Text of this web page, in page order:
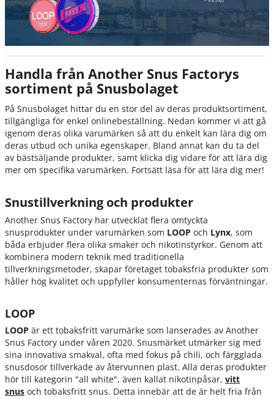
Handla från Another Snus Factorys
sortiment på Snusbolaget
På Snusbolaget hittar du en stor del av deras produktsortiment,
tillgängliga för enkel onlinebeställning. Nedan kommer vi att gå
igenom deras olika varumärken så att du enkelt kan lära dig om
deras utbud och unika egenskaper. Bland annat kan du ta del
av bästsäljande produkter, samt klicka dig vidare för att lära dig
mer om specifika varumärken. Fortsätt läsa för att lära dig mer!
Snustillverkning och produkter
Another Snus Factory har utvecklat flera omtyckta
snusprodukter under varumärken som LOOP och Lynx, som
båda erbjuder flera olika smaker och nikotinstyrkor. Genom att
kombinera modern teknik med traditionella
tillverkningsmetoder, skapar företaget tobaksfria produkter som
håller hög kvalitet och uppfyller konsumenternas förväntningar.
LOOP
LOOP är ett tobaksfritt varumärke som lanserades av Another
Snus Factory under våren 2020. Snusmärket utmärker sig med
sina innovativa smakval, ofta med fokus på chili, och färgglada
snusdosor tillverkade av återvunnen plast. Alla deras produkter
hör till kategorin "all white", även kallat nikotinpåsar, vitt
snus och tobaksfritt snus. Detta innebär att de är helt fria från